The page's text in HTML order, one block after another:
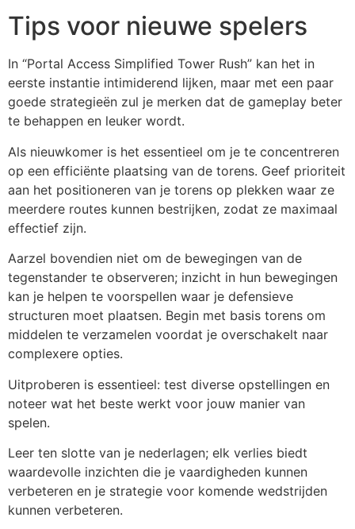
Tips voor nieuwe spelers
In “Portal Access Simplified Tower Rush” kan het in
eerste instantie intimiderend lijken, maar met een paar
goede strategieën zul je merken dat de gameplay beter
te behappen en leuker wordt.
Als nieuwkomer is het essentieel om je te concentreren
op een efficiënte plaatsing van de torens. Geef prioriteit
aan het positioneren van je torens op plekken waar ze
meerdere routes kunnen bestrijken, zodat ze maximaal
effectief zijn.
Aarzel bovendien niet om de bewegingen van de
tegenstander te observeren; inzicht in hun bewegingen
kan je helpen te voorspellen waar je defensieve
structuren moet plaatsen. Begin met basis torens om
middelen te verzamelen voordat je overschakelt naar
complexere opties.
Uitproberen is essentieel: test diverse opstellingen en
noteer wat het beste werkt voor jouw manier van
spelen.
Leer ten slotte van je nederlagen; elk verlies biedt
waardevolle inzichten die je vaardigheden kunnen
verbeteren en je strategie voor komende wedstrijden
kunnen verbeteren.